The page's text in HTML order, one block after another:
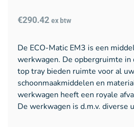
€290.42 ex btw
De ECO-Matic EM3 is een
werkwagen. De opbergruimte in
top tray bieden ruimte voor al uw
schoonmaakmiddelen en
werkwagen heeft een royale
De werkwagen is d.m.v. diverse